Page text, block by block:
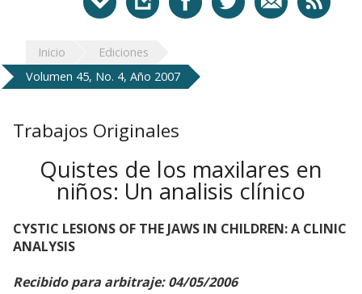
Inicio
Ediciones
Volumen 45, No. 4, Año 2007
Trabajos Originales
Quistes de los maxilares en
niños: Un analisis clínico
CYSTIC LESIONS OF THE JAWS IN CHILDREN: A CLINIC
ANALYSIS
Recibido para arbitraje: 04/05/2006